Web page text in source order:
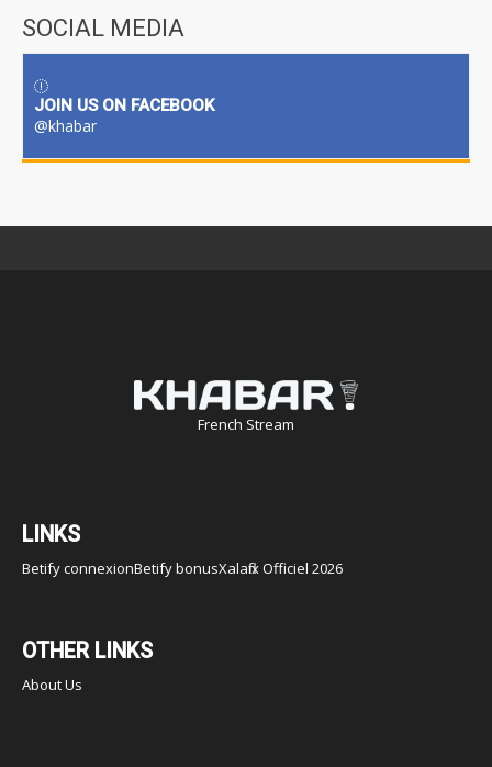
SOCIAL MEDIA
JOIN US ON FACEBOOK
@khabar
French Stream
LINKS
Betify connexionBetify bonusXalaflix Officiel 2026
OTHER LINKS
About Us